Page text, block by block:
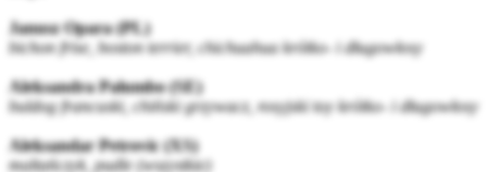
Janusz Opara (PL)
bichon frise, boston terrier, chichuahua krótko- i długowłosy
Aleksandra Palumbo (SE)
buldog francuski, chiński grzywacz, rosyjski toy krótko- i długowłosy
Aleksandar Petrovic (XS)
maltańczyk, pudle (wszystkie)